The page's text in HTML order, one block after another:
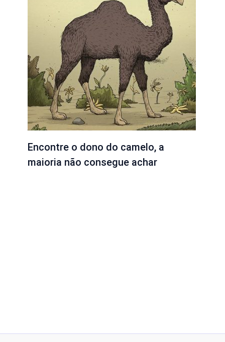
Encontre o dono do camelo, a
maioria não consegue achar